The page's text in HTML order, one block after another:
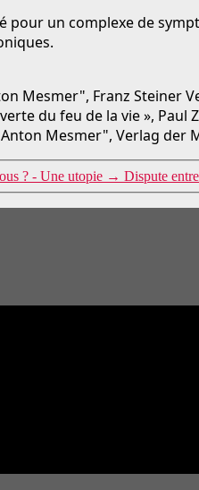
pour un complexe de
Mesmer", Franz Steiner
du feu de la vie », Paul
Mesmer", Verlag der
? - Une utopie → Dispute